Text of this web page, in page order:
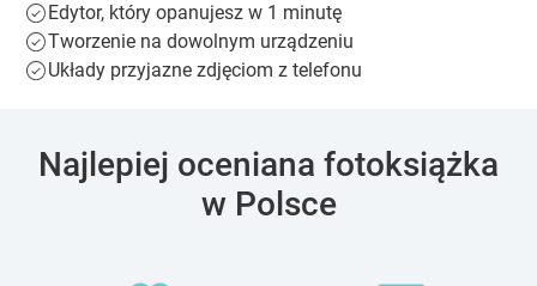
Edytor, który opanujesz w 1 minutę
Tworzenie na dowolnym urządzeniu
Układy przyjazne zdjęciom z telefonu
Najlepiej oceniana fotoksiążka
w Polsce